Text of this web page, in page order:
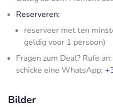
Reserveren:
reserveer met ten
geldig voor 1 persoon)
Fragen zum Deal? Rufe an:
schicke eine WhatsApp:
Bilder